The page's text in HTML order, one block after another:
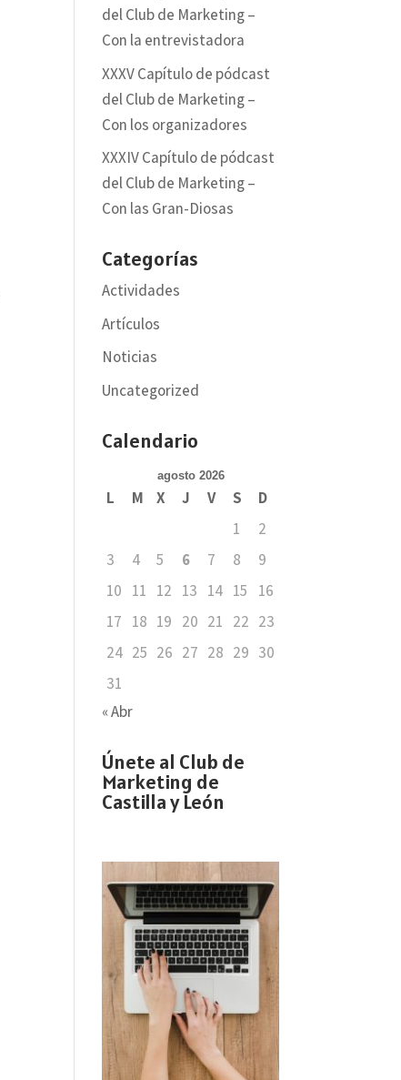
del Club de Marketing –
Con la entrevistadora
XXXV Capítulo de pódcast
del Club de Marketing –
Con los organizadores
XXXIV Capítulo de pódcast
del Club de Marketing –
Con las Gran-Diosas
Categorías
Actividades
Artículos
Noticias
Uncategorized
Calendario
agosto 2026
L M X J V S
D
1
2
3
4 5 6 7 8
9
10 11 12 13 14 15
16
17 18 19 20 21 22 23
24 25 26 27 28 29 30
31
« Abr
Únete al Club de
Marketing de
Castilla y León